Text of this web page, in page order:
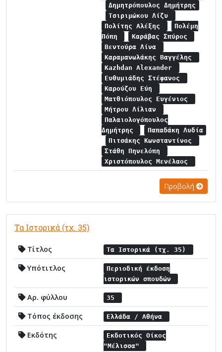
Δημητρόπουλος Δημήτρης
Τσιριμώκου Λίζυ
Πολίτης Αλέξης
Πολέμη
Πόπη
Καράβας Σπύρος
Βεντούρα Λίνα
Καραμανωλάκης Βαγγέλης
Kazhdan Alexander
Ευθυμιάδης Στέφανος
Καρούζου Εύη
Ματθιόπουλος Ευγένιος
Μήτρου Λίλιαν
Παλαιολογόπουλος
Δημήτρης
Παπαδάκη Λυδία
Πιτσάκης Κωνσταντίνος
Στάθη Πηνελόπη
Χριστόπουλος Μενέλαος
Προβολή
Τα Ιστορικά (τχ. 35)
Τίτλος Τα Ιστορικά (τχ. 35)
Υπότιτλος
Περιοδική έκδοση
ιστορικών σπουδών
Αρ. φύλλου 35
Τόπος έκδοσης Ελλάδα / Αθήνα
Εκδότης
Εκδοτικός Οίκος
"Μέλισσα"